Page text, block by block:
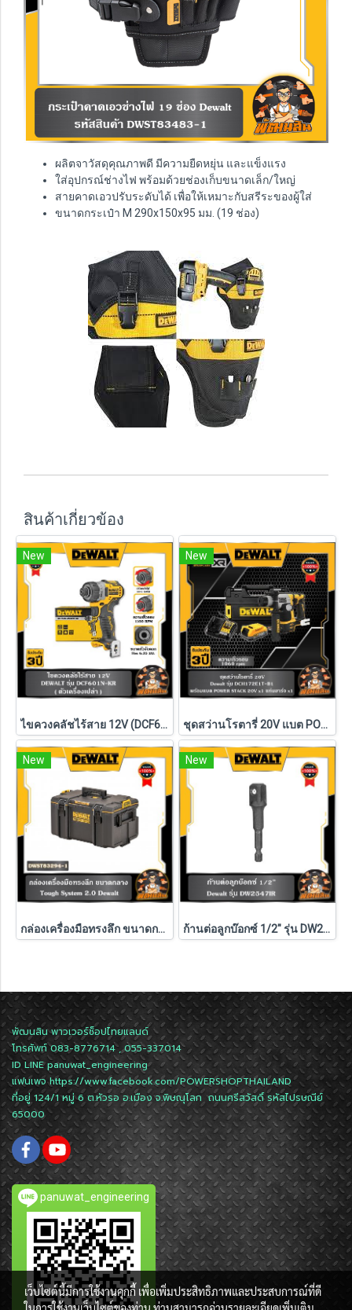
ผลิตจาวัสดุคุณภาพดี มีความยืดหยุ่น และแข็งแรง
ใส่อุปกรณ์ช่างไฟ พร้อมด้วยช่องเก็บขนาดเล็ก/ใหญ่
สายคาดเอวปรับระดับได้ เพื่อให้เหมาะกับสรีระของผู้ใส่
ขนาดกระเป๋า M 290x150x95 มม. (19 ช่อง)
สินค้าเกี่ยวข้อง
New
ไขควงคลัชไร้สาย 12V (DCF601N-KR) Dewalt (ตัวเปล่า)
New
ชุดสว่านโรตารี่ 20V แบต POWERSTACK 1.7Ah Dewalt (DCH172E1T-B1)
New
กล่องเครื่องมือทรงลึก ขนาดกลาง TOUGH SYSTEM Dewalt รุ่น DWST83294-1
New
ก้านต่อลูกบ๊อกซ์ 1/2" รุ่น DW2547IR G DEWALT
พัฒนสิน พาวเวอร์ช็อปไทยแลนด์
โทรศัพท์ 083-8776714 , 055-337014
ID LINEpanuwat_engineering
แฟนเพจhttps://www.facebook.com/POWERSHOPTHAILAND
ที่อยู่ 124/1 หมู่ 6 ต.หัวรอ อ.เมือง จ.พิษณุโลก ถนนศรีสวัสดิ์ รหัสไปรษณีย์
65000
panuwat_engineering
เว็บไซต์นี้มีการใช้งานคุกกี้ เพื่อเพิ่มประสิทธิภาพและประสบการณ์ที่ดี